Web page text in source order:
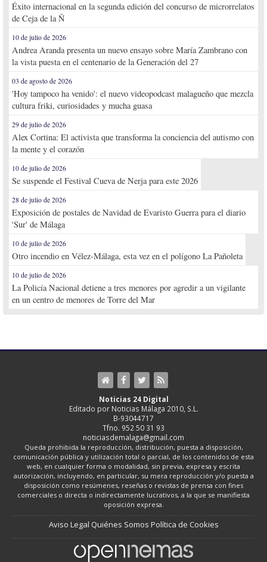
Éxito internacional en la segunda edición del concurso de microrrelatos
de Ceja de la Ñ
10 de julio de 2026
Andrea Aranda presenta un nuevo ensayo sobre María Zambrano con
la vista puesta en el centenario de la Generación del 27
03 de agosto de 2026
'Hoy tampoco ha venido': el nuevo videopodcast malagueño que mezcla
cultura friki, curiosidades y mucha guasa
29 de julio de 2026
Alex Cortina: El activista que transforma la conciencia del autismo con
la mente y el corazón
10 de julio de 2026
Se suspende el Festival Cueva de Nerja para este 2026
28 de julio de 2026
Exposición de postales de Navidad de Evaristo Guerra para el diario
'Sur' de Málaga
10 de julio de 2026
Otro incendio en Vélez-Málaga, esta vez en el polígono La Pañoleta
10 de julio de 2026
La Policía Nacional detiene a tres menores por agredir a un vigilante
en un centro de menores de Torre del Mar
Noticias 24 Digital
Editado por Noticias Málaga 2010, S.L.
B-93044717
Tfno. 952 50 31 93
noticiasdemalaga@gmail.com
Queda prohibida la reproducción, distribución, puesta a disposición,
comunicación pública y utilización total o parcial, de los contenidos de esta
web, en cualquier forma o modalidad, sin previa, expresa y escrita
autorización, incluyendo, en particular, su mera reproducción y/o puesta a
disposición como resúmenes, reseñas o revistas de prensa con fines
comerciales o directa o indirectamente lucrativos, a la que se manifiesta
oposición expresa.
Aviso Legal Quiénes Somos Política de Cookies